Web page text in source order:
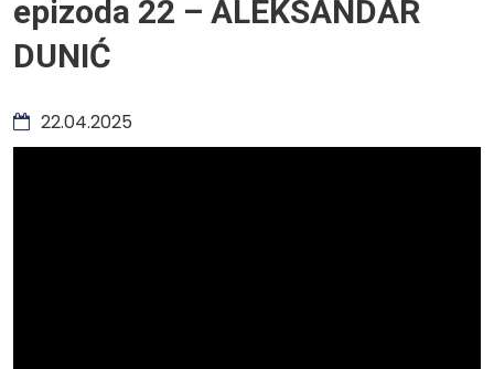
epizoda 22 – ALEKSANDAR
DUNIĆ
22.04.2025